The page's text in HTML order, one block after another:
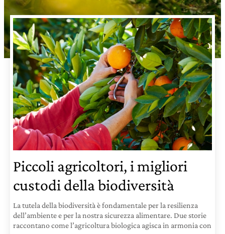
Piccoli agricoltori, i migliori
custodi della biodiversità
La tutela della biodiversità è fondamentale per la resilienza
dell’ambiente e per la nostra sicurezza alimentare. Due storie
raccontano come l’agricoltura biologica agisca in armonia con